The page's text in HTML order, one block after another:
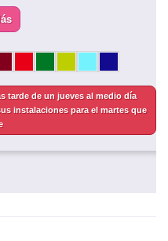
tarde de un jueves al medio día
instalaciones para el martes que